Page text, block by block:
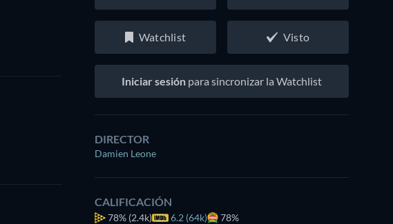
Watchlist Visto
Iniciar sesión para sincronizar la Watchlist
DIRECTOR
Damien Leone
CALIFICACIÓN
78% (2.4k) 6.2 (64k) 78%